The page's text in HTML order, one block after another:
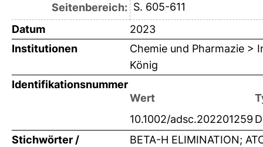
Seitenbereich: S. 605-611
Datum
2023
Institutionen
Chemie und Pharmazie >
König
Identifikationsnummer
Wert
10.1002/adsc.202201259
Stichwörter /
BETA-H ELIMINATION;